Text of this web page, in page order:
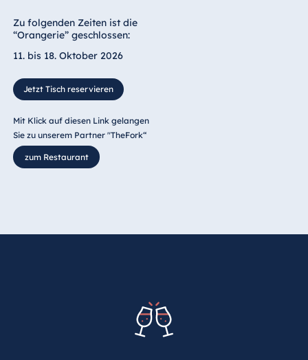
Zu folgenden Zeiten ist die
“Orangerie” geschlossen:
11. bis 18. Oktober 2026
Jetzt Tisch reservieren
Mit Klick auf diesen Link gelangen
Sie zu unserem Partner "TheFork“
zum Restaurant